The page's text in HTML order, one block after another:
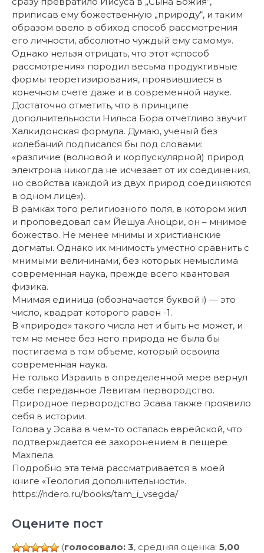
приписав ему божественную „природу“, и таким
образом ввело в обиход способ рассмотрения
его личности, абсолютно чуждый ему самому».
Однако нельзя отрицать, что этот «способ
рассмотрения» породил весьма продуктивные
формы теоретизирования, проявившиеся в
конечном счете даже и в современной науке.
Достаточно отметить, что в принципе
дополнительности Нильса Бора отчетливо звучит
Халкидонская формула. Думаю, ученый без
колебаний подписался бы под словами:
«различие (волновой и корпускулярной) природ
электрона никогда не исчезает от их соединения,
но свойства каждой из двух природ соединяются
в одном лице»).
В рамках того религиозного поля, в котором жил
и проповедовал сам Йешуа Аноцри, он – мнимое
божество. Не менее мнимы и христианские
догматы. Однако их мнимость уместно сравнить с
мнимыми величинами, без которых немыслима
современная наука, прежде всего квантовая
физика.
Мнимая единица (обозначается буквой i) — это
число, квадрат которого равен -1.
В «природе» такого числа нет и быть не может, и
тем не менее без него природа не была бы
постигаема в том объеме, который освоила
современная наука.
Не только Израиль в определенной мере вернул
себе переданное Левитам первородство.
Природное первородство Эсава также проявило
себя в истории.
Голова у Эсава в чем-то осталась еврейской, что
подтверждается ее захоронением в пещере
Махпела.
Подробно эта тема рассматривается в моей
книге «Теология дополнительности».
https://ridero.ru/books/tam_i_vsegda/
Оцените пост
(голосовало: 3, средняя оценка: 5,00